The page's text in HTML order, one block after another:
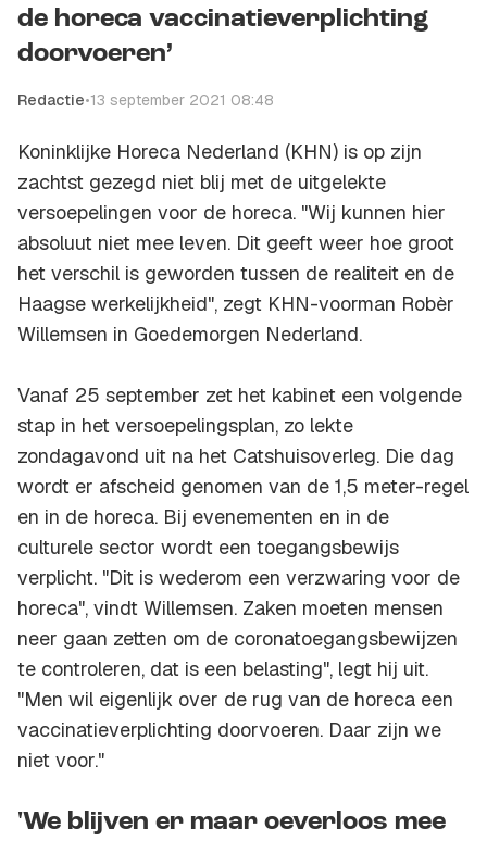
de horeca vaccinatieverplichting
doorvoeren’
Redactie•13 september 2021 08:48
Koninklijke Horeca Nederland (KHN) is op zijn
zachtst gezegd niet blij met de uitgelekte
versoepelingen voor de horeca. "Wij kunnen hier
absoluut niet mee leven. Dit geeft weer hoe groot
het verschil is geworden tussen de realiteit en de
Haagse werkelijkheid", zegt KHN-voorman Robèr
Willemsen in Goedemorgen Nederland.
Vanaf 25 september zet het kabinet een volgende
stap in het versoepelingsplan, zo lekte
zondagavond uit na het Catshuisoverleg. Die dag
wordt er afscheid genomen van de 1,5 meter-regel
en in de horeca. Bij evenementen en in de
culturele sector wordt een toegangsbewijs
verplicht. "Dit is wederom een verzwaring voor de
horeca", vindt Willemsen. Zaken moeten mensen
neer gaan zetten om de coronatoegangsbewijzen
te controleren, dat is een belasting", legt hij uit.
"Men wil eigenlijk over de rug van de horeca een
vaccinatieverplichting doorvoeren. Daar zijn we
niet voor."
'We blijven er maar oeverloos mee